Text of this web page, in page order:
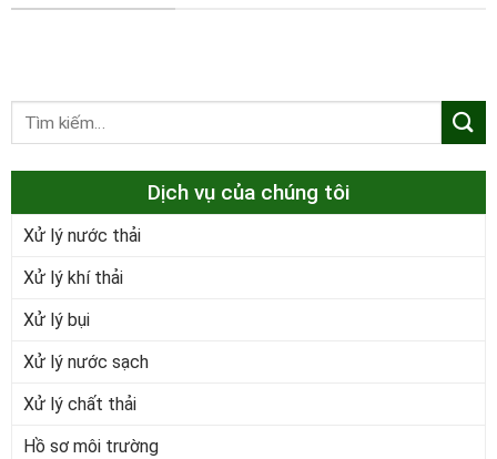
Dịch vụ của chúng tôi
Xử lý nước thải
Xử lý khí thải
Xử lý bụi
Xử lý nước sạch
Xử lý chất thải
Hồ sơ môi trường